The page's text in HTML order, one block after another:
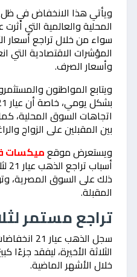
ويأتي هذا الانخفاض في
المحلية والعالمية التي
سواء من خلال تراجع أسعار
المؤشرات الاقتصادية التي
وأسعار الصرف.
ويتابع المواطنون
اتجاهات السوق المحلية، كما
بين المقبلين على الزواج
ويستعرض موقعميكسات
ذلك على السوق المصرية،
المقبلة.
تراجع مستمر
سجل الذهب
الثلاثة الأخيرة، ليفقد
خلال الأشهر الماضية.